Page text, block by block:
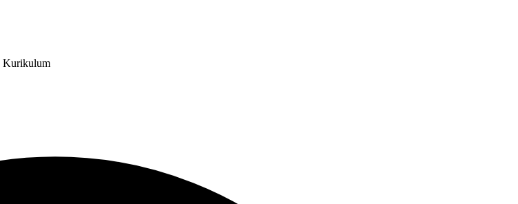
Kurikulum